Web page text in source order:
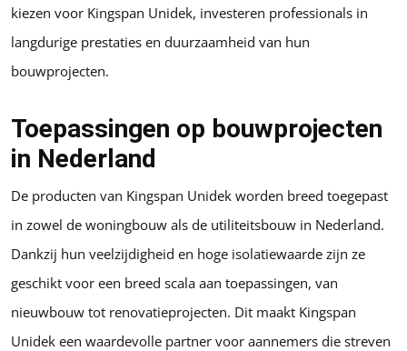
kiezen voor Kingspan Unidek, investeren professionals in
langdurige prestaties en duurzaamheid van hun
bouwprojecten.
Toepassingen op bouwprojecten
in Nederland
De producten van Kingspan Unidek worden breed toegepast
in zowel de woningbouw als de utiliteitsbouw in Nederland.
Dankzij hun veelzijdigheid en hoge isolatiewaarde zijn ze
geschikt voor een breed scala aan toepassingen, van
nieuwbouw tot renovatieprojecten. Dit maakt Kingspan
Unidek een waardevolle partner voor aannemers die streven